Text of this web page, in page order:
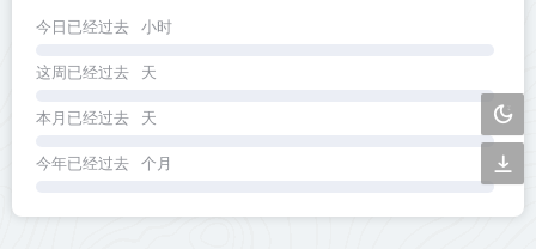
今日已经过去 小时
这周已经过去 天
本月已经过去 天
今年已经过去 个月